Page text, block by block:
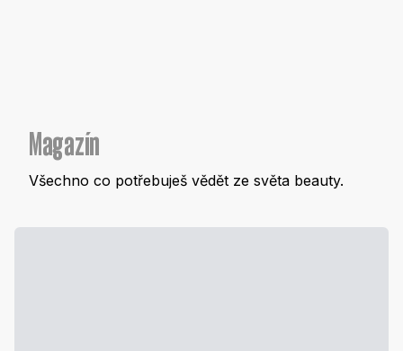
Magazín
Všechno co potřebuješ vědět ze světa beauty.